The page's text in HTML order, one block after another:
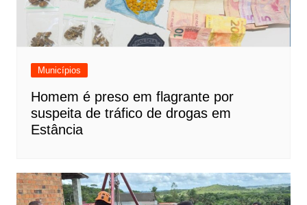
Municípios
Homem é preso em flagrante por
suspeita de tráfico de drogas em
Estância